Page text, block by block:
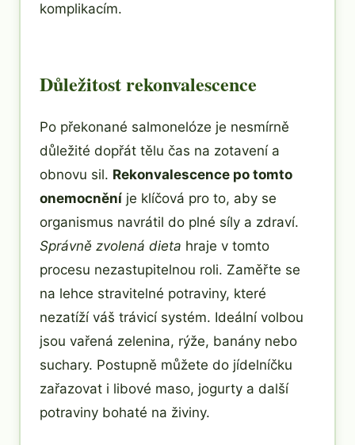
komplikacím.
Důležitost rekonvalescence
Po překonané salmonelóze je nesmírně
důležité dopřát tělu čas na zotavení a
obnovu sil. Rekonvalescence po tomto
onemocnění je klíčová pro to, aby se
organismus navrátil do plné síly a zdraví.
Správně zvolená dieta hraje v tomto
procesu nezastupitelnou roli. Zaměřte se
na lehce stravitelné potraviny, které
nezatíží váš trávicí systém. Ideální volbou
jsou vařená zelenina, rýže, banány nebo
suchary. Postupně můžete do jídelníčku
zařazovat i libové maso, jogurty a další
potraviny bohaté na živiny.